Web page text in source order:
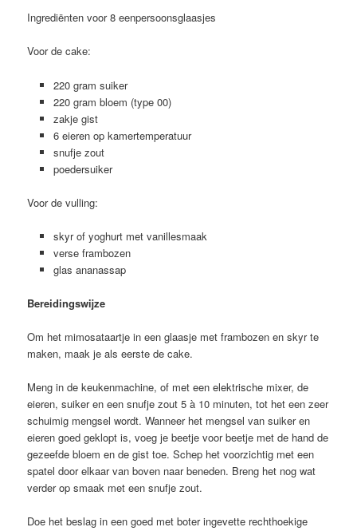
Ingrediënten voor 8 eenpersoonsglaasjes
Voor de cake:
220 gram suiker
220 gram bloem (type 00)
zakje gist
6 eieren op kamertemperatuur
snufje zout
poedersuiker
Voor de vulling:
skyr of yoghurt met vanillesmaak
verse frambozen
glas ananassap
Bereidingswijze
Om het mimosataartje in een glaasje met frambozen en skyr te
maken, maak je als eerste de cake.
Meng in de keukenmachine, of met een elektrische mixer, de
eieren, suiker en een snufje zout 5 à 10 minuten, tot het een zeer
schuimig mengsel wordt. Wanneer het mengsel van suiker en
eieren goed geklopt is, voeg je beetje voor beetje met de hand de
gezeefde bloem en de gist toe. Schep het voorzichtig met een
spatel door elkaar van boven naar beneden. Breng het nog wat
verder op smaak met een snufje zout.
Doe het beslag in een goed met boter ingevette rechthoekige